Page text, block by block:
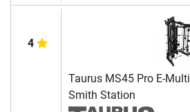
4
Taurus MS45 Pro E-Multi
Smith Station